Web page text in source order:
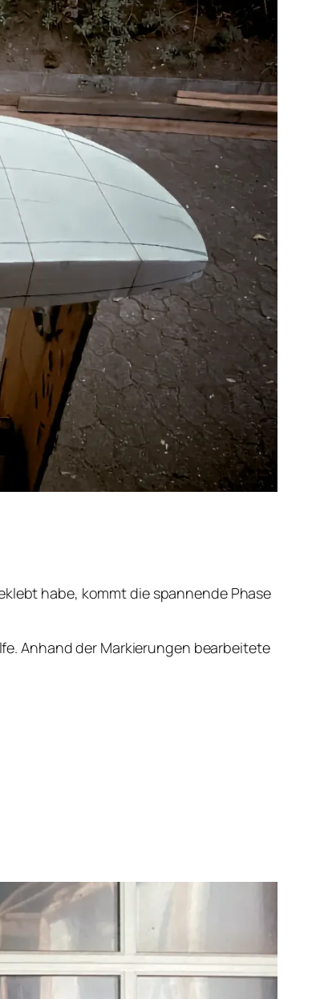
habe, kommt die spannende Phase
Anhand der Markierungen bearbeitete